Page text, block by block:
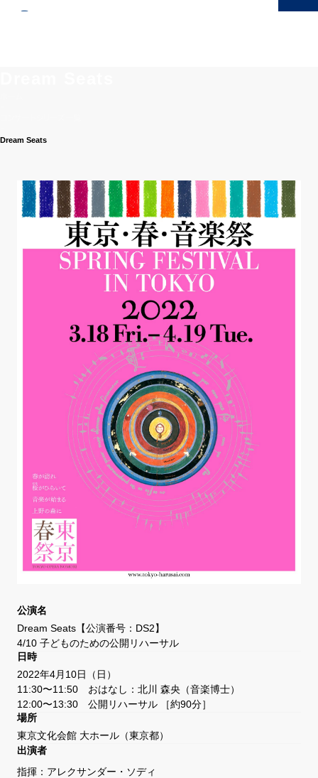
Dream Seats
公演名
Dream Seats【公演番号：DS2】
4/10 子どものための公開リハーサル
日時
2022年4月10日（日）
11:30〜11:50 おはなし：北川 森央（音楽博士）
12:00〜13:30 公開リハーサル ［約90分］
場所
東京文化会館 大ホール （東京都）
出演者
指揮：アレクサンダー・ソディ